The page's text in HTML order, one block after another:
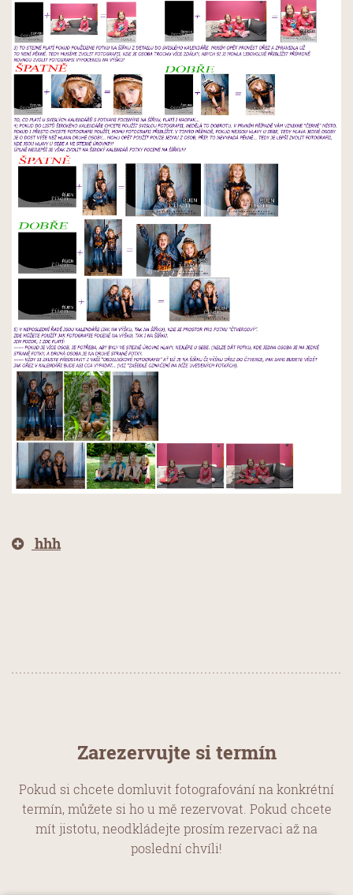
hhh
Zarezervujte si termín
Pokud si chcete domluvit fotografování na konkrétní
termín, můžete si ho u mě rezervovat. Pokud chcete
mít jistotu, neodkládejte prosím rezervaci až na
poslední chvíli!